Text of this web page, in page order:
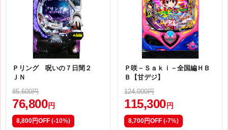
Ｐリング 呪いの７日間２
ＪＮ
85,600円
76,800円
8,800円OFF (-10%)
Ｐ咲－Ｓａｋｉ－全国編ＨＢ
Ｂ【甘デジ】
124,000円
115,300円
8,700円OFF (-7%)